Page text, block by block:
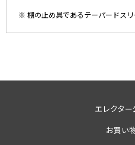
※ 棚の止め具であるテーパードス
エレクタ
お買い